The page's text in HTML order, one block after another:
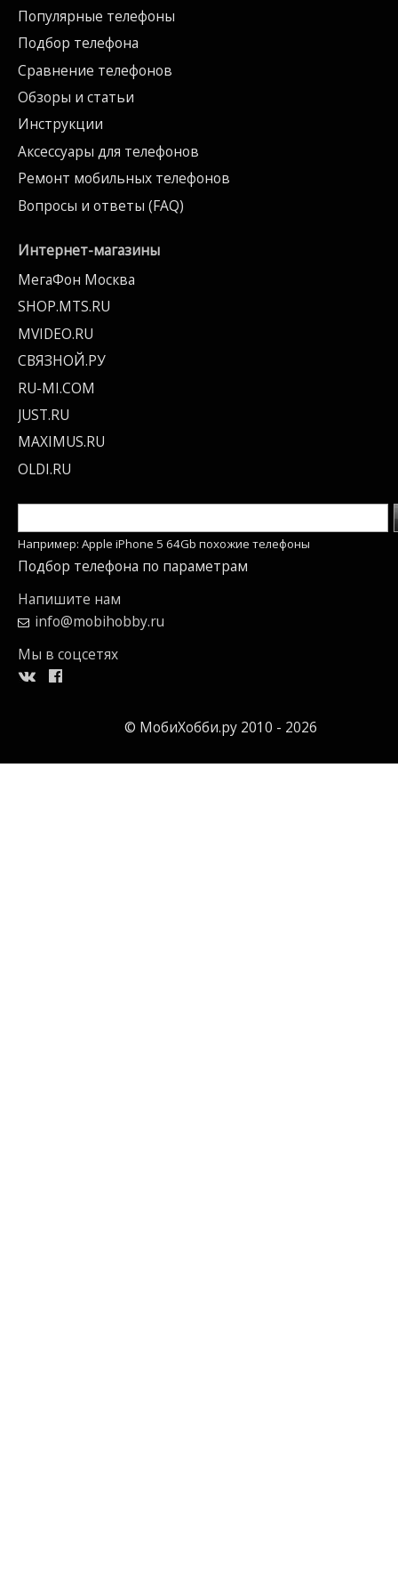
Популярные телефоны
Подбор телефона
Сравнение телефонов
Обзоры и статьи
Инструкции
Аксессуары для телефонов
Ремонт мобильных телефонов
Вопросы и ответы (FAQ)
Интернет-магазины
МегаФон Москва
SHOP.MTS.RU
MVIDEO.RU
СВЯЗНОЙ.РУ
RU-MI.COM
JUST.RU
MAXIMUS.RU
OLDI.RU
Например: Apple iPhone 5 64Gb похожие телефоны
Подбор телефона по параметрам
Напишите нам
info@mobihobby.ru
Мы в соцсетях
© МобиХобби.ру 2010 - 2026